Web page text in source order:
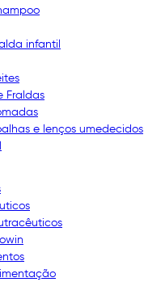
infantil
Fraldas
e lenços umedecidos